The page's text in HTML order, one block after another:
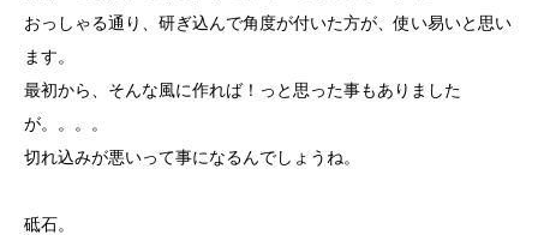
おっしゃる通り、研ぎ込んで角度が付いた方が、使い易いと思い
ます。
最初から、そんな風に作れば！っと思った事もありました
が。。。。
切れ込みが悪いって事になるんでしょうね。
砥石。